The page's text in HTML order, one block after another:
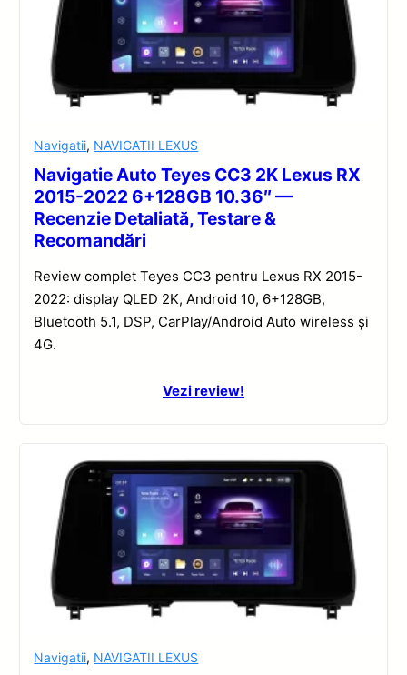
Navigatii, NAVIGATII LEXUS
Navigatie Auto Teyes CC3 2K Lexus RX
2015-2022 6+128GB 10.36″ —
Recenzie Detaliată, Testare &
Recomandări
Review complet Teyes CC3 pentru Lexus RX 2015-
2022: display QLED 2K, Android 10, 6+128GB,
Bluetooth 5.1, DSP, CarPlay/Android Auto wireless și
4G.
Vezi review!
Navigatii, NAVIGATII LEXUS